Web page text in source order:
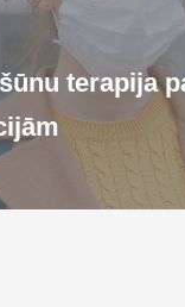
terapija